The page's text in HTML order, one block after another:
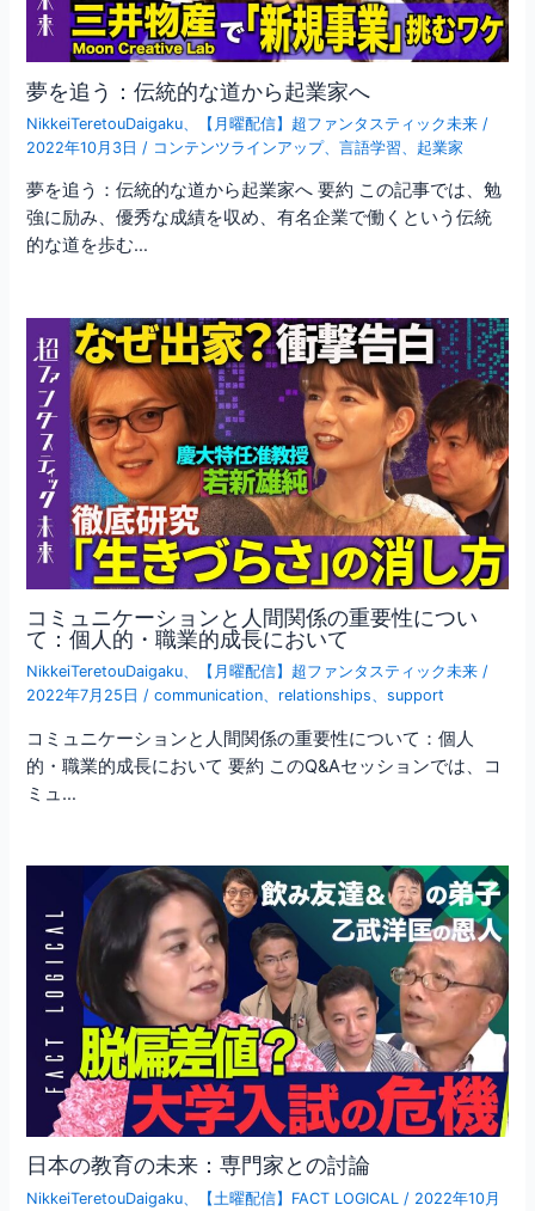
夢を追う：伝統的な道から起業家へ
NikkeiTeretouDaigaku 【月曜配信】超ファンタスティック未来 /
2022年10月3日 / コンテンツラインアップ、言語学習 起業家
夢を追う：伝統的な道から起業家へ 要約 この記事では、勉
強に励み、優秀な成績を収め、有名企業で働くという伝統
的な道を歩む…
コミュニケーションと人間関係の重要性につい
て：個人的・職業的成長において
NikkeiTeretouDaigaku、 【月曜配信】超ファンタスティック未来 /
2022年7月25日 /communication、 relationships、support
コミュニケーションと人間関係の重要性について：個人
的・職業的成長において 要約 このQ&Aセッションでは、コ
ミュ…
日本の教育の未来：専門家との討論
NikkeiTeretouDaigaku 【土曜配信】FACT LOGICAL / 2022年10月